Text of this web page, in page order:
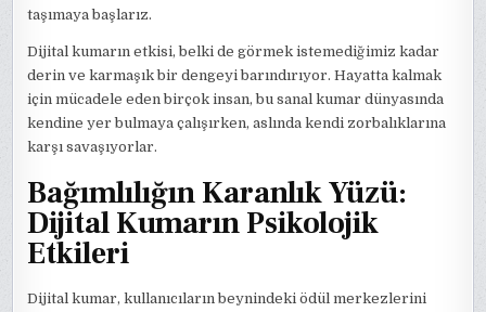
taşımaya başlarız.
Dijital kumarın etkisi, belki de görmek istemediğimiz kadar
derin ve karmaşık bir dengeyi barındırıyor. Hayatta kalmak
için mücadele eden birçok insan, bu sanal kumar dünyasında
kendine yer bulmaya çalışırken, aslında kendi zorbalıklarına
karşı savaşıyorlar.
Bağımlılığın Karanlık Yüzü:
Dijital Kumarın Psikolojik
Etkileri
Dijital kumar, kullanıcıların beynindeki ödül merkezlerini